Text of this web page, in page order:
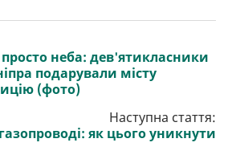
неба: дев'ятикласники
подарували місту
(фото)
Наступна стаття:
як цього уникнути